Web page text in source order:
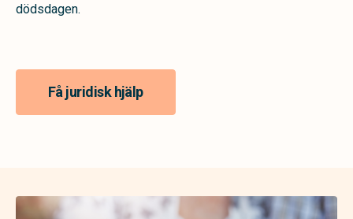
dödsdagen.
Få juridisk hjälp